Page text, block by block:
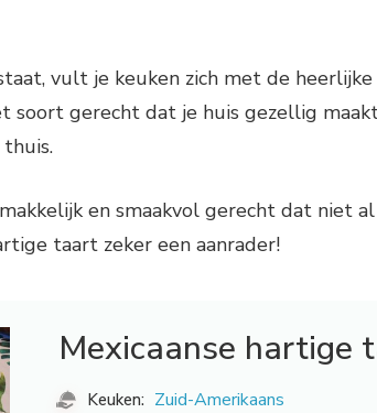
vult je keuken zich met de
soort gerecht dat je huis gezellig
en smaakvol gerecht dat niet
taart zeker een aanrader!
Mexicaanse hartige
Keuken: Zuid-Amerikaans